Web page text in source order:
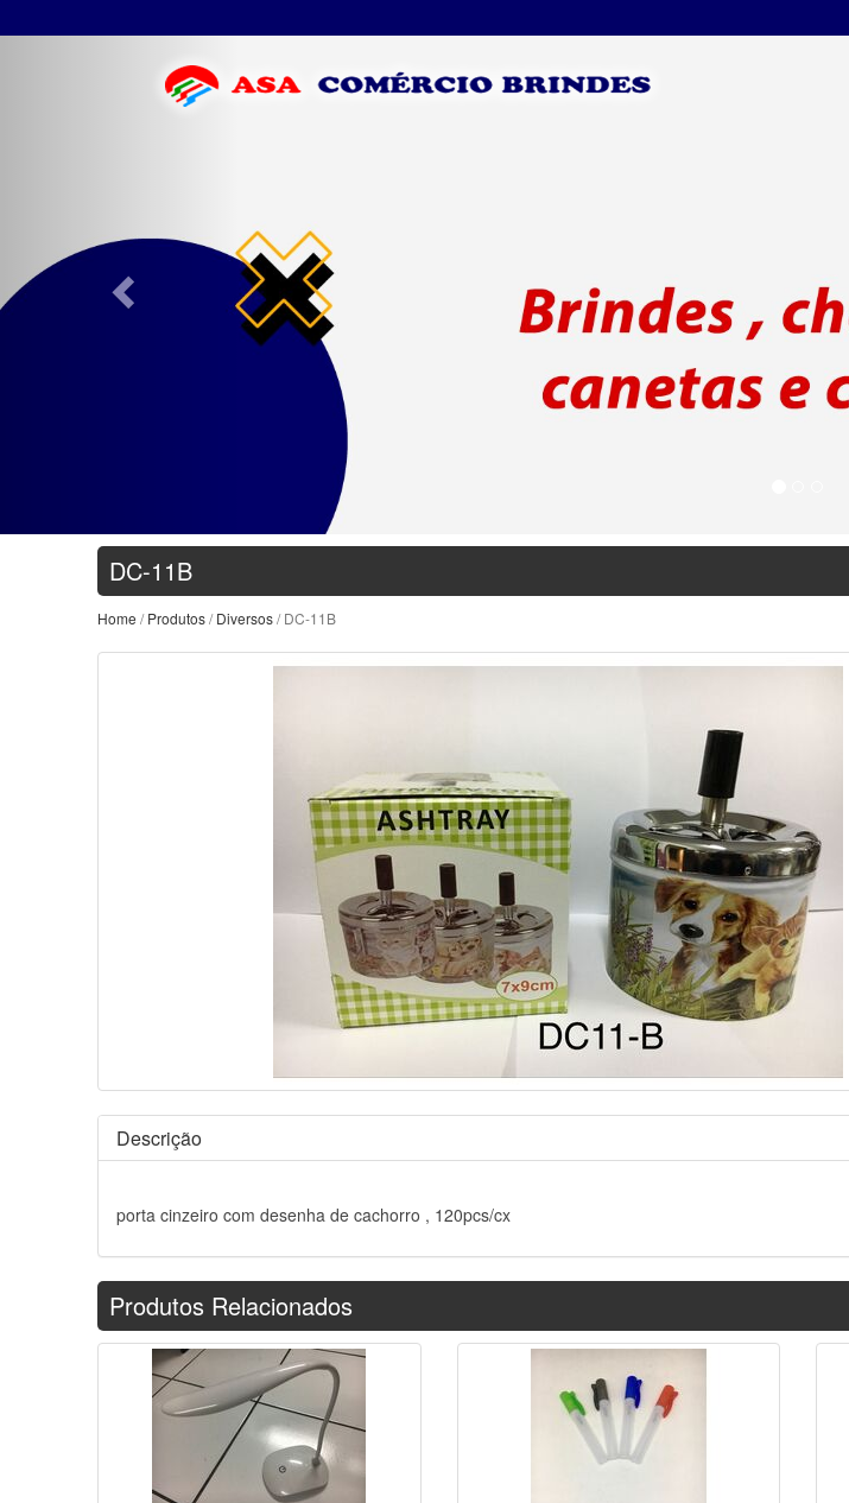
DC-11B
Home /Produtos/Diversos/ DC-11B
Descrição
porta cinzeiro com desenha de cachorro , 120pcs/cx
Produtos Relacionados